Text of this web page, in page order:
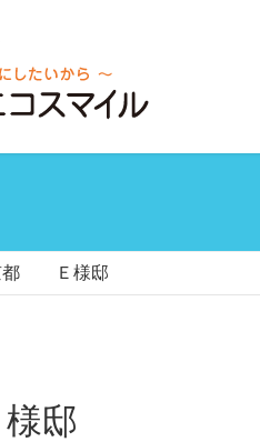
都 Ｅ様邸
様邸